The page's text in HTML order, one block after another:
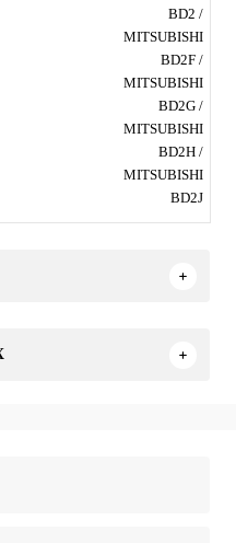
BD2 /
MITSUBISHI
BD2F /
MITSUBISHI
BD2G /
MITSUBISHI
BD2H /
MITSUBISHI
BD2J